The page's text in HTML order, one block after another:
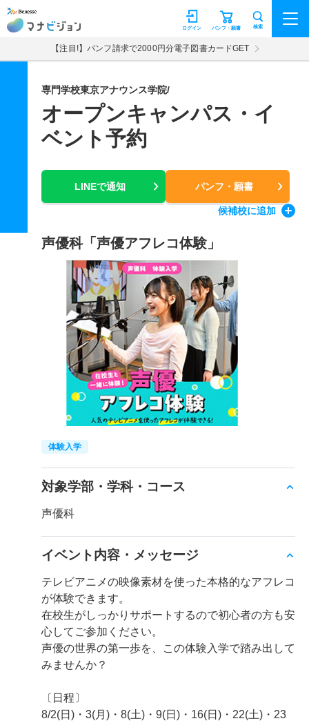
マナビジョン パンフ・願書
ログイン 検索
【注目!】パンフ請求で2000円分電子図書カードGET
専門学校東京アナウンス学院/
オープンキャンパス・イ
ベント予約
LINEで通知 パンフ・願書
候補校に追加
声優科「声優アフレコ体験」
体験入学
対象学部・学科・コース
声優科
イベント内容・メッセージ
テレビアニメの映像素材を使った本格的なアフレコ
が体験できます。
在校生がしっかりサポートするので初心者の方も安
心してご参加ください。
声優の世界の第一歩を、この体験入学で踏み出して
みませんか？
〔日程〕
8/2(日)・3(月)・8(土)・9(日)・16(日)・22(土)・23